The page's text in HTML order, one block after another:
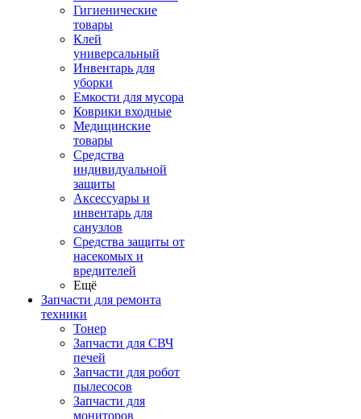
Гигиенические
товары
Клей
универсальный
Инвентарь для
уборки
Емкости для мусора
Коврики входные
Медицинские
товары
Средства
индивидуальной
защиты
Аксессуары и
инвентарь для
санузлов
Средства защиты от
насекомых и
вредителей
Ещё
Запчасти для ремонта
техники
Тонер
Запчасти для СВЧ
печей
Запчасти для робот
пылесосов
Запчасти для
мониторов